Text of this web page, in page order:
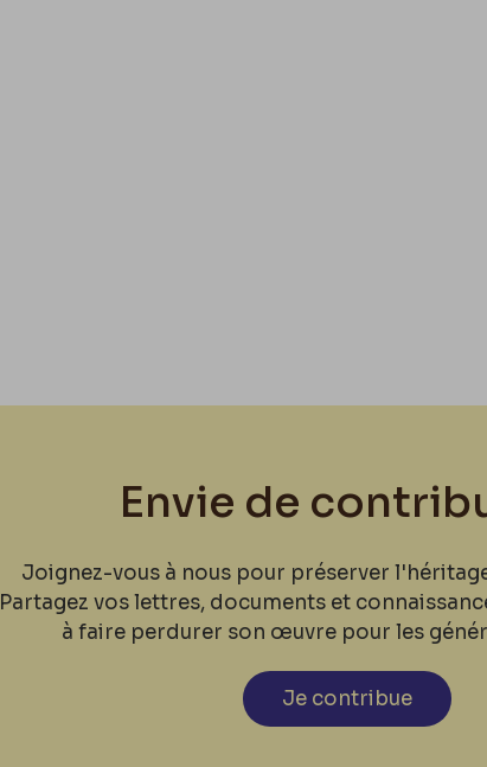
Envie de
Joignez-vous à nous pour préserver
Partagez vos lettres, documents et
à faire perdurer son œuvre pour les
Je contribue